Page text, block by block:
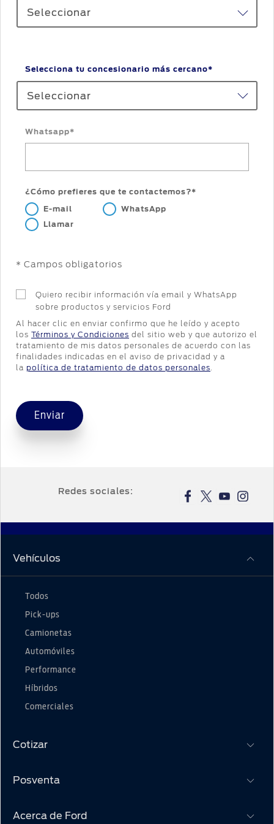
Seleccionar
Selecciona tu concesionario más cercano*
Seleccionar
Whatsapp*
¿Cómo prefieres que te contactemos?*
E-mail
WhatsApp
Llamar
* Campos obligatorios
Quiero recibir información vía email y WhatsApp
sobre productos y servicios Ford
Al hacer clic en enviar confirmo que he leído y acepto
los Términos y Condiciones del sitio web y que autorizo el
tratamiento de mis datos personales de acuerdo con las
finalidades indicadas en el aviso de privacidad y a
la política de tratamiento de datos personales.
Enviar
Redes sociales:
Vehículos
Todos
Pick-ups
Camionetas
Automóviles
Performance
Híbridos
Comerciales
Cotizar
Cotizar aquí
Posventa
Propietarios Ford
Acerca de Ford